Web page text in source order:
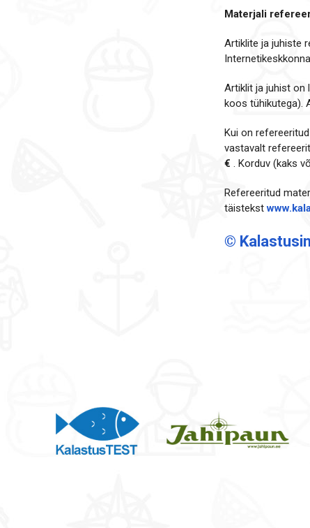
Materjali
Artiklite ja juhiste
Artiklit ja juhist on
koos tühikutega).
Kui on
vastavalt
€ . Korduv (kaks
Refereeritud
täistekst
©